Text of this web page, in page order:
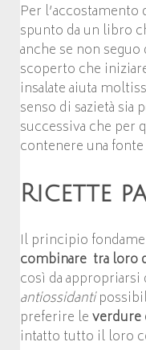
Per
spunto da un libro
anche se non
scoperto che
insalate aiuta
senso di sazietà sia
successiva che per
contenere una
Ricette
Il principio
combinare tra loro
così da appropriarsi
antiossidanti
preferire leverdure
intatto tutto il loro